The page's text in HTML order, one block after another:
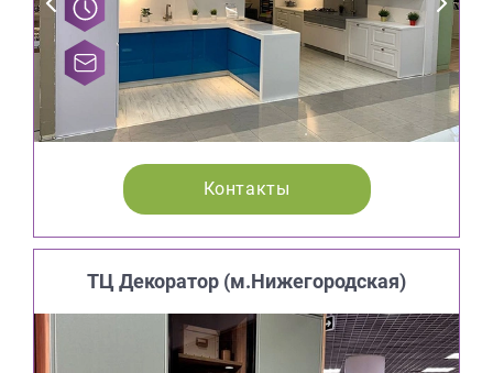
Контакты
ТЦ Декоратор (м.Нижегородская)